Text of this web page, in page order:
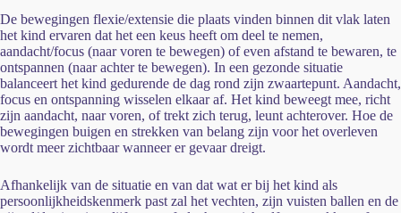
De bewegingen flexie/extensie die plaats vinden binnen dit vlak laten
het kind ervaren dat het een keus heeft om deel te nemen,
aandacht/focus (naar voren te bewegen) of even afstand te bewaren, te
ontspannen (naar achter te bewegen). In een gezonde situatie
balanceert het kind gedurende de dag rond zijn zwaartepunt. Aandacht,
focus en ontspanning wisselen elkaar af. Het kind beweegt mee, richt
zijn aandacht, naar voren, of trekt zich terug, leunt achterover. Hoe de
bewegingen buigen en strekken van belang zijn voor het overleven
wordt meer zichtbaar wanneer er gevaar dreigt.
Afhankelijk van de situatie en van dat wat er bij het kind als
persoonlijkheidskenmerk past zal het vechten, zijn vuisten ballen en de